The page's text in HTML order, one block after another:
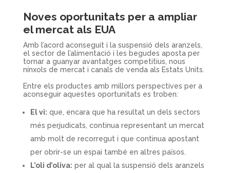
Noves oportunitats per a ampliar
el mercat als EUA
Amb l’acord aconseguit i la suspensió dels aranzels,
el sector de l’alimentació i les begudes aposta per
tornar a guanyar avantatges competitius, nous
nínxols de mercat i canals de venda als Estats Units.
Entre els productes amb millors perspectives per a
aconseguir aquestes oportunitats es troben:
El vi: que, encara que ha resultat un dels sectors
més perjudicats, continua representant un mercat
amb molt de recorregut i que continua apostant
per obrir-se un espai també en altres països.
L’oli d’oliva: per al qual la suspensió dels aranzels